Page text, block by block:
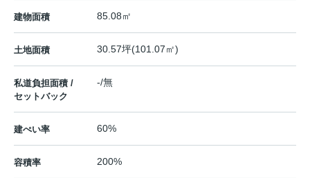
建物面積 85.08㎡
土地面積 30.57坪(101.07㎡)
私道負担面積 /
セットバック
-/無
建ぺい率 60%
容積率 200%